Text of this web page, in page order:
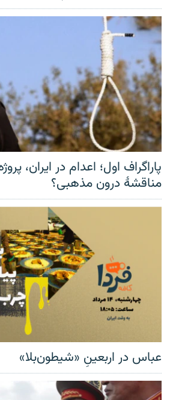
پاراگراف اول؛ اعدام در ایران،
مناقشهٔ درون مذهبی؟
عباس در اربعینِ «شیطون‌بلا»